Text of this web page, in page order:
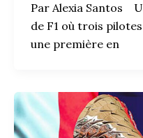
Par Alexia Santos
de F1 où trois
une première en